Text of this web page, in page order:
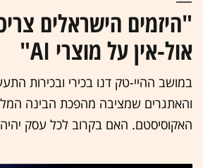
"היזמים הישראלים
אול-אין על מוצרי AI"
במושב ההיי-טק דנו בכירי ובכירות
והאתגרים שמציבה מהפכת הבינה
האקוסיסטם. האם בקרוב לכל עסק יהיה AI משלו?